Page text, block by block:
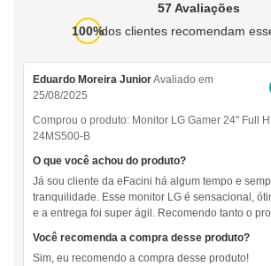
57 Avaliações
100%dos clientes recomendam
Eduardo Moreira JuniorAvaliado em
25/08/2025
Comprou o produto: Monitor LG Gamer 24" Full
24MS500-B
O que você achou do produto?
Já sou cliente da eFacini há algum tempo e
tranquilidade. Esse monitor LG é sensacional,
e a entrega foi super ágil. Recomendo tanto o
Você recomenda a compra desse produto?
Sim, eu recomendo a compra desse produto!